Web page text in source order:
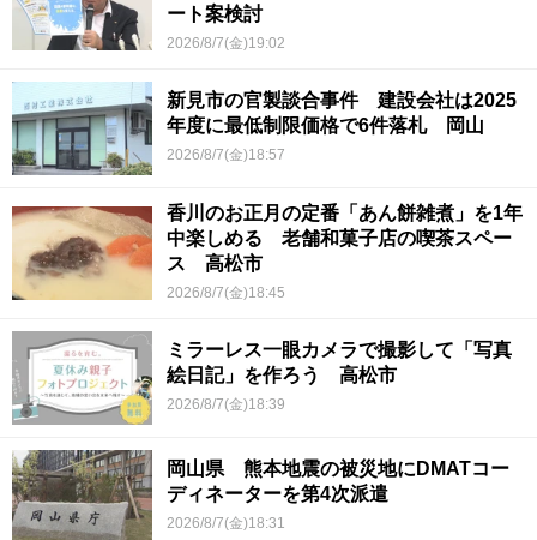
ート案検討
2026/8/7(金)19:02
新見市の官製談合事件 建設会社は2025
年度に最低制限価格で6件落札 岡山
2026/8/7(金)18:57
香川のお正月の定番「あん餅雑煮」を1年
中楽しめる 老舗和菓子店の喫茶スペー
ス 高松市
2026/8/7(金)18:45
ミラーレス一眼カメラで撮影して「写真
絵日記」を作ろう 高松市
2026/8/7(金)18:39
岡山県 熊本地震の被災地にDMATコー
ディネーターを第4次派遣
2026/8/7(金)18:31